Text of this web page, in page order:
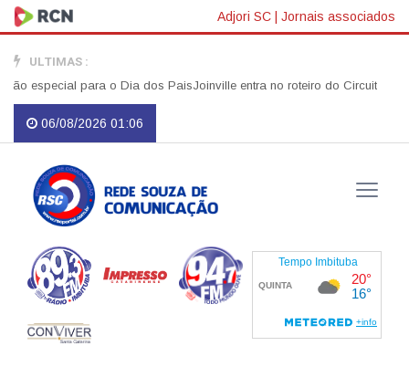
Adjori SC | Jornais associados
ULTIMAS :
para o Dia dos PaisJoinville entra no roteiro do Circuito Banco
06/08/2026 01:06